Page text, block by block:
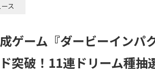
ス
ゲーム『ダービーインパ
突破！11連ドリーム種抽